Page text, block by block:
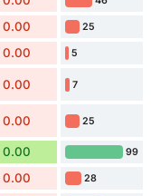
0.00 25
0.00 5
0.00 7
0.00 25
0.00 99
0.00 28